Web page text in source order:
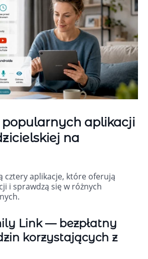
popularnych aplikacji
na
cztery aplikacje, które oferują
i sprawdzą się w różnych
Link — bezpłatny
korzystających z